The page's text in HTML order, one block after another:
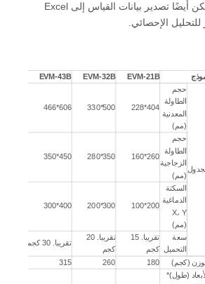
دائرة عمل كاملة. يمكن أيضًا تصدير بيانات القياس إلى Excel
EVM-21B
EVM-32B
EVM-43B
حجم
الطاولة
المعدنية
(مم)
404*228
500*330
606*466
حجم
الطاولة
الزجاجية
(مم)
260*160
350*280
450*350
السكتة
الدماغية
X، Y
(مم)
200*100
300*200
400*300
سعة
التحميل
تقريبا. 15
كجم
تقريبا. 20
كجم
تقريبا. 30 كجم
(كجم) 180
260
315
(طول)*